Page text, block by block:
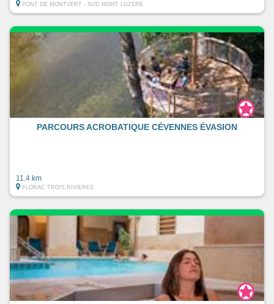
PONT DE MONTVERT - SUD MONT LOZERE
PARCOURS ACROBATIQUE CÉVENNES ÉVASION
11.4 km
FLORAC TROIS RIVIERES